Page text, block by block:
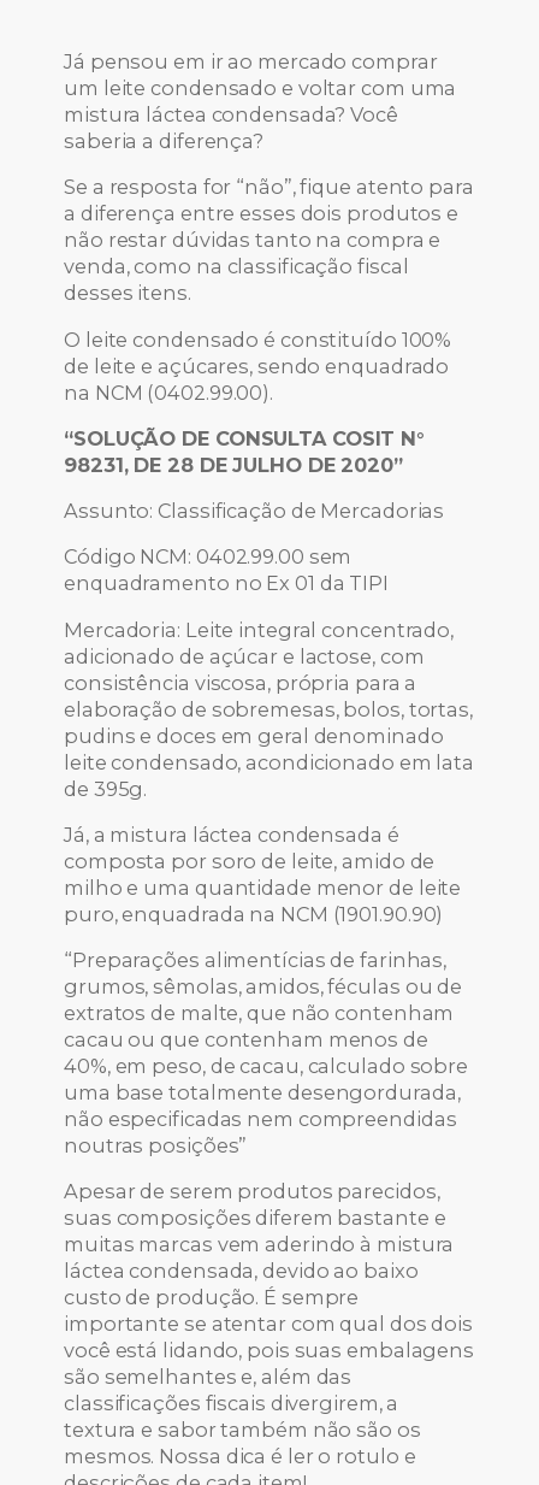
Já pensou em ir ao mercado comprar
um leite condensado e voltar com uma
mistura láctea condensada? Você
saberia a diferença?
Se a resposta for “não”, fique atento para
a diferença entre esses dois produtos e
não restar dúvidas tanto na compra e
venda, como na classificação fiscal
desses itens.
O leite condensado é constituído 100%
de leite e açúcares, sendo enquadrado
na NCM (0402.99.00).
“SOLUÇÃO DE CONSULTA COSIT N°
98231, DE 28 DE JULHO DE 2020”
Assunto: Classificação de Mercadorias
Código NCM: 0402.99.00 sem
enquadramento no Ex 01 da TIPI
Mercadoria: Leite integral concentrado,
adicionado de açúcar e lactose, com
consistência viscosa, própria para a
elaboração de sobremesas, bolos, tortas,
pudins e doces em geral denominado
leite condensado, acondicionado em lata
de 395g.
Já, a mistura láctea condensada é
composta por soro de leite, amido de
milho e uma quantidade menor de leite
puro, enquadrada na NCM (1901.90.90)
“Preparações alimentícias de farinhas,
grumos, sêmolas, amidos, féculas ou de
extratos de malte, que não contenham
cacau ou que contenham menos de
40%, em peso, de cacau, calculado sobre
uma base totalmente desengordurada,
não especificadas nem compreendidas
noutras posições”
Apesar de serem produtos parecidos,
suas composições diferem bastante e
muitas marcas vem aderindo à mistura
láctea condensada, devido ao baixo
custo de produção. É sempre
importante se atentar com qual dos dois
você está lidando, pois suas embalagens
são semelhantes e, além das
classificações fiscais divergirem, a
textura e sabor também não são os
mesmos. Nossa dica é ler o rotulo e